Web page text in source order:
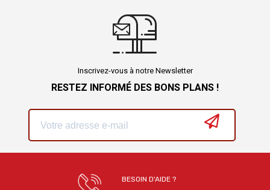
Inscrivez-vous à notre Newsletter
RESTEZ INFORMÉ DES BONS PLANS !
BESOIN D'AIDE ?